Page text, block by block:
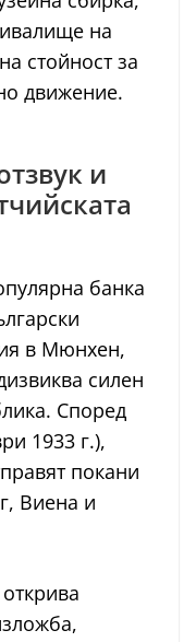
на
стойност за
движение.
и
банка
в Мюнхен,
силен
Според
1933 г.),
покани
Виена и